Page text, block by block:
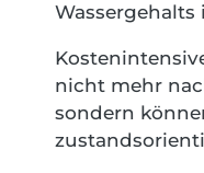
Wassergehalts
nicht mehr
sondern